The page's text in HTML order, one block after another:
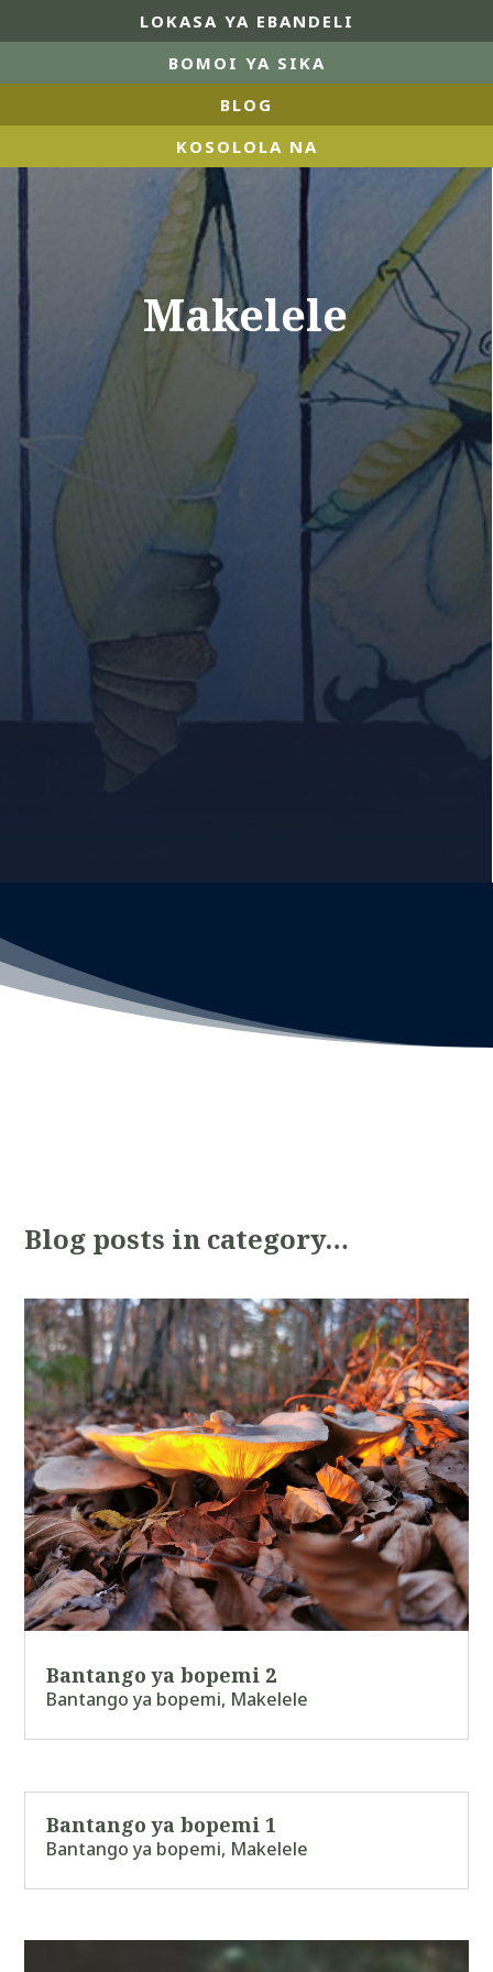
LOKASA YA EBANDELI
BOMOI YA SIKA
BLOG
KOSOLOLA NA
Makelele
Blog posts in category…
Bantango ya bopemi 2
Bantango ya bopemi, Makelele
Bantango ya bopemi 1
Bantango ya bopemi, Makelele